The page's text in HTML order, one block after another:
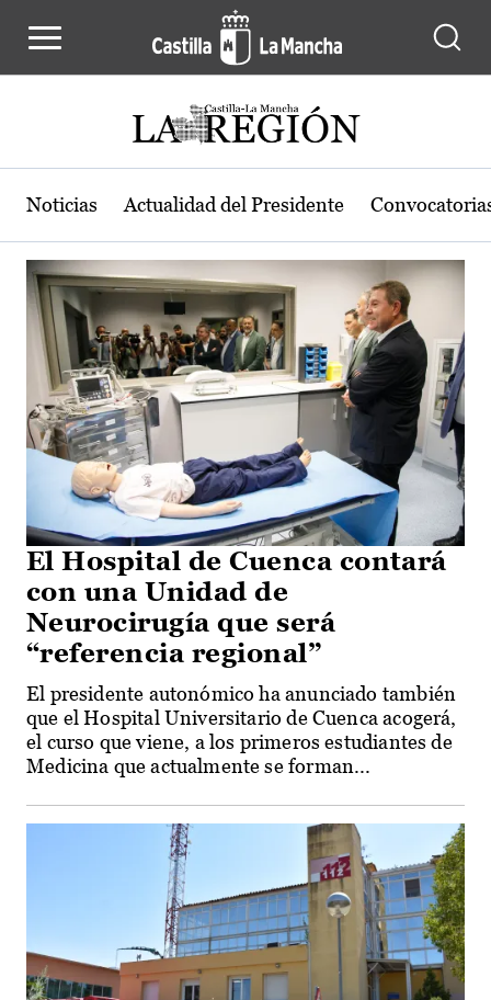
Actualidad de la región de Castilla-
Noticias Actualidad del Presidente
El Hospital de Cuenca contará
con una Unidad de
Neurocirugía que será
“referencia regional”
El presidente autonómico ha anunciado también
que el Hospital Universitario de Cuenca acogerá,
el curso que viene, a los primeros estudiantes de
Medicina que actualmente se forman...